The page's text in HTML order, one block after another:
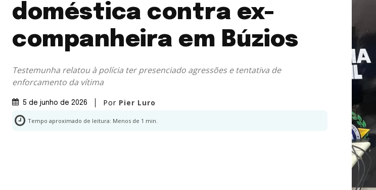
doméstica contra ex-
companheira em Búzios
Testemunha relatou à polícia ter presenciado agressões e tentativa de
enforcamento da vítima
5 de junho de 2026 Por Pier Luro
Tempo aproximado de leitura: Menos de 1 min.